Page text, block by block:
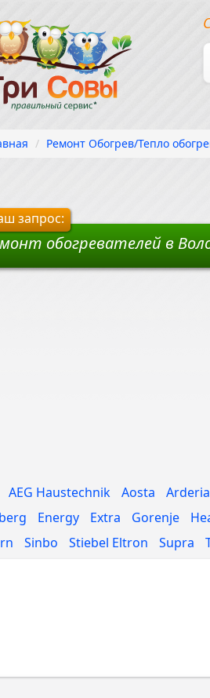
Ремонт Обогрев/Тепло
запрос:
обогревателей в
AEG Haustechnik Aosta Arderia
Energy Extra Gorenje
Sinbo Stiebel Eltron Supra